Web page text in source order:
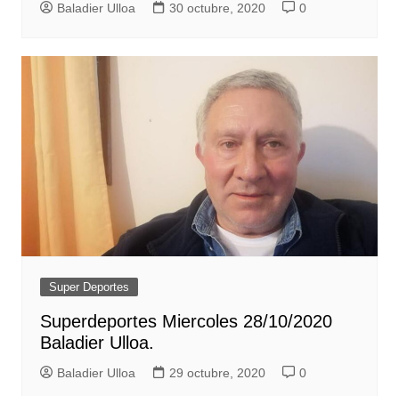
Baladier Ulloa 30 octubre, 2020 0
Super Deportes
Superdeportes Miercoles 28/10/2020
Baladier Ulloa.
Baladier Ulloa 29 octubre, 2020 0